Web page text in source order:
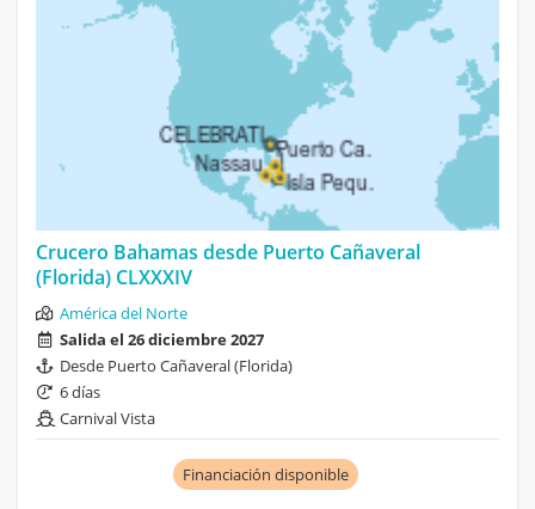
Crucero Bahamas desde Puerto Cañaveral
(Florida) CLXXXIV
América del Norte
Salida el 26 diciembre 2027
Desde Puerto Cañaveral (Florida)
6 días
Carnival Vista
Financiación disponible